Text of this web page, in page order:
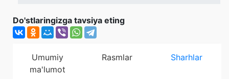
Do'stlaringizga tavsiya eting
Umumiy
ma'lumot
Rasmlar Sharhlar